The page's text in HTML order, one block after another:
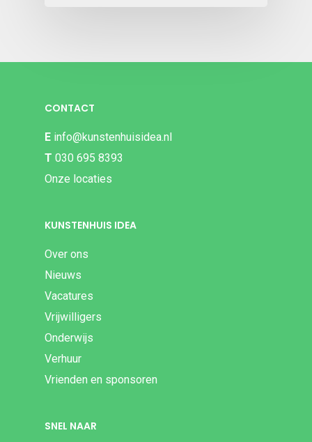
CONTACT
E info@kunstenhuisidea.nl
T 030 695 8393
Onze locaties
KUNSTENHUIS IDEA
Over ons
Nieuws
Vacatures
Vrijwilligers
Onderwijs
Verhuur
Vrienden en sponsoren
SNEL NAAR